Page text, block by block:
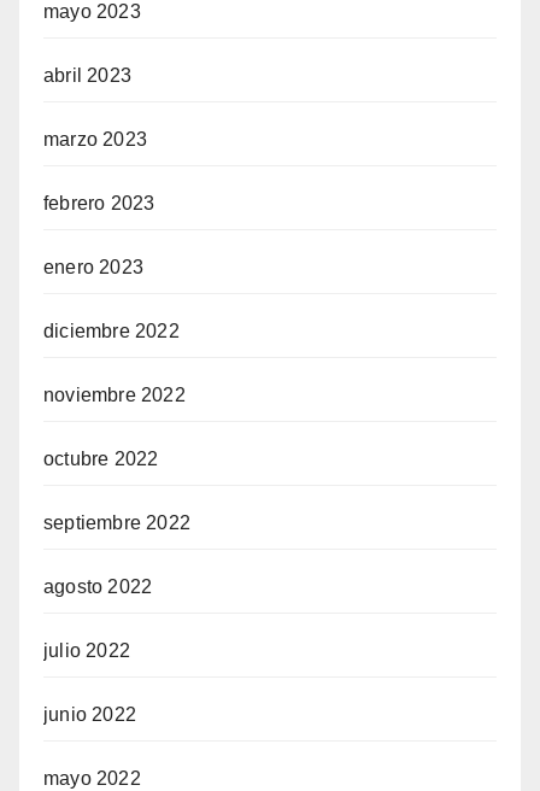
mayo 2023
abril 2023
marzo 2023
febrero 2023
enero 2023
diciembre 2022
noviembre 2022
octubre 2022
septiembre 2022
agosto 2022
julio 2022
junio 2022
mayo 2022